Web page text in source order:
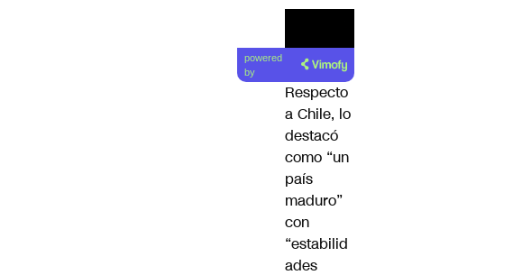
powered
by
Respecto
a Chile, lo
destacó
como “un
país
maduro”
con
“estabilid
ades